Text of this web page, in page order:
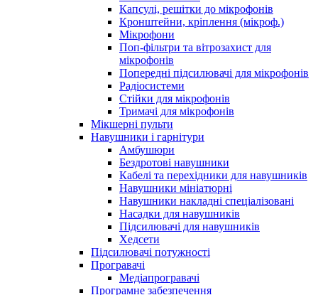
Капсулі, решітки до мікрофонів
Кронштейни, кріплення (мікроф.)
Мікрофони
Поп-фільтри та вітрозахист для
мікрофонів
Попередні підсилювачі для мікрофонів
Радіосистеми
Стійки для мікрофонів
Тримачі для мікрофонів
Мікшерні пульти
Навушники і гарнітури
Амбушюри
Бездротові навушники
Кабелі та перехідники для навушників
Навушники мініатюрні
Навушники накладні спеціалізовані
Насадки для навушників
Підсилювачі для навушників
Хедсети
Підсилювачі потужності
Програвачі
Медіапрогравачі
Програмне забезпечення